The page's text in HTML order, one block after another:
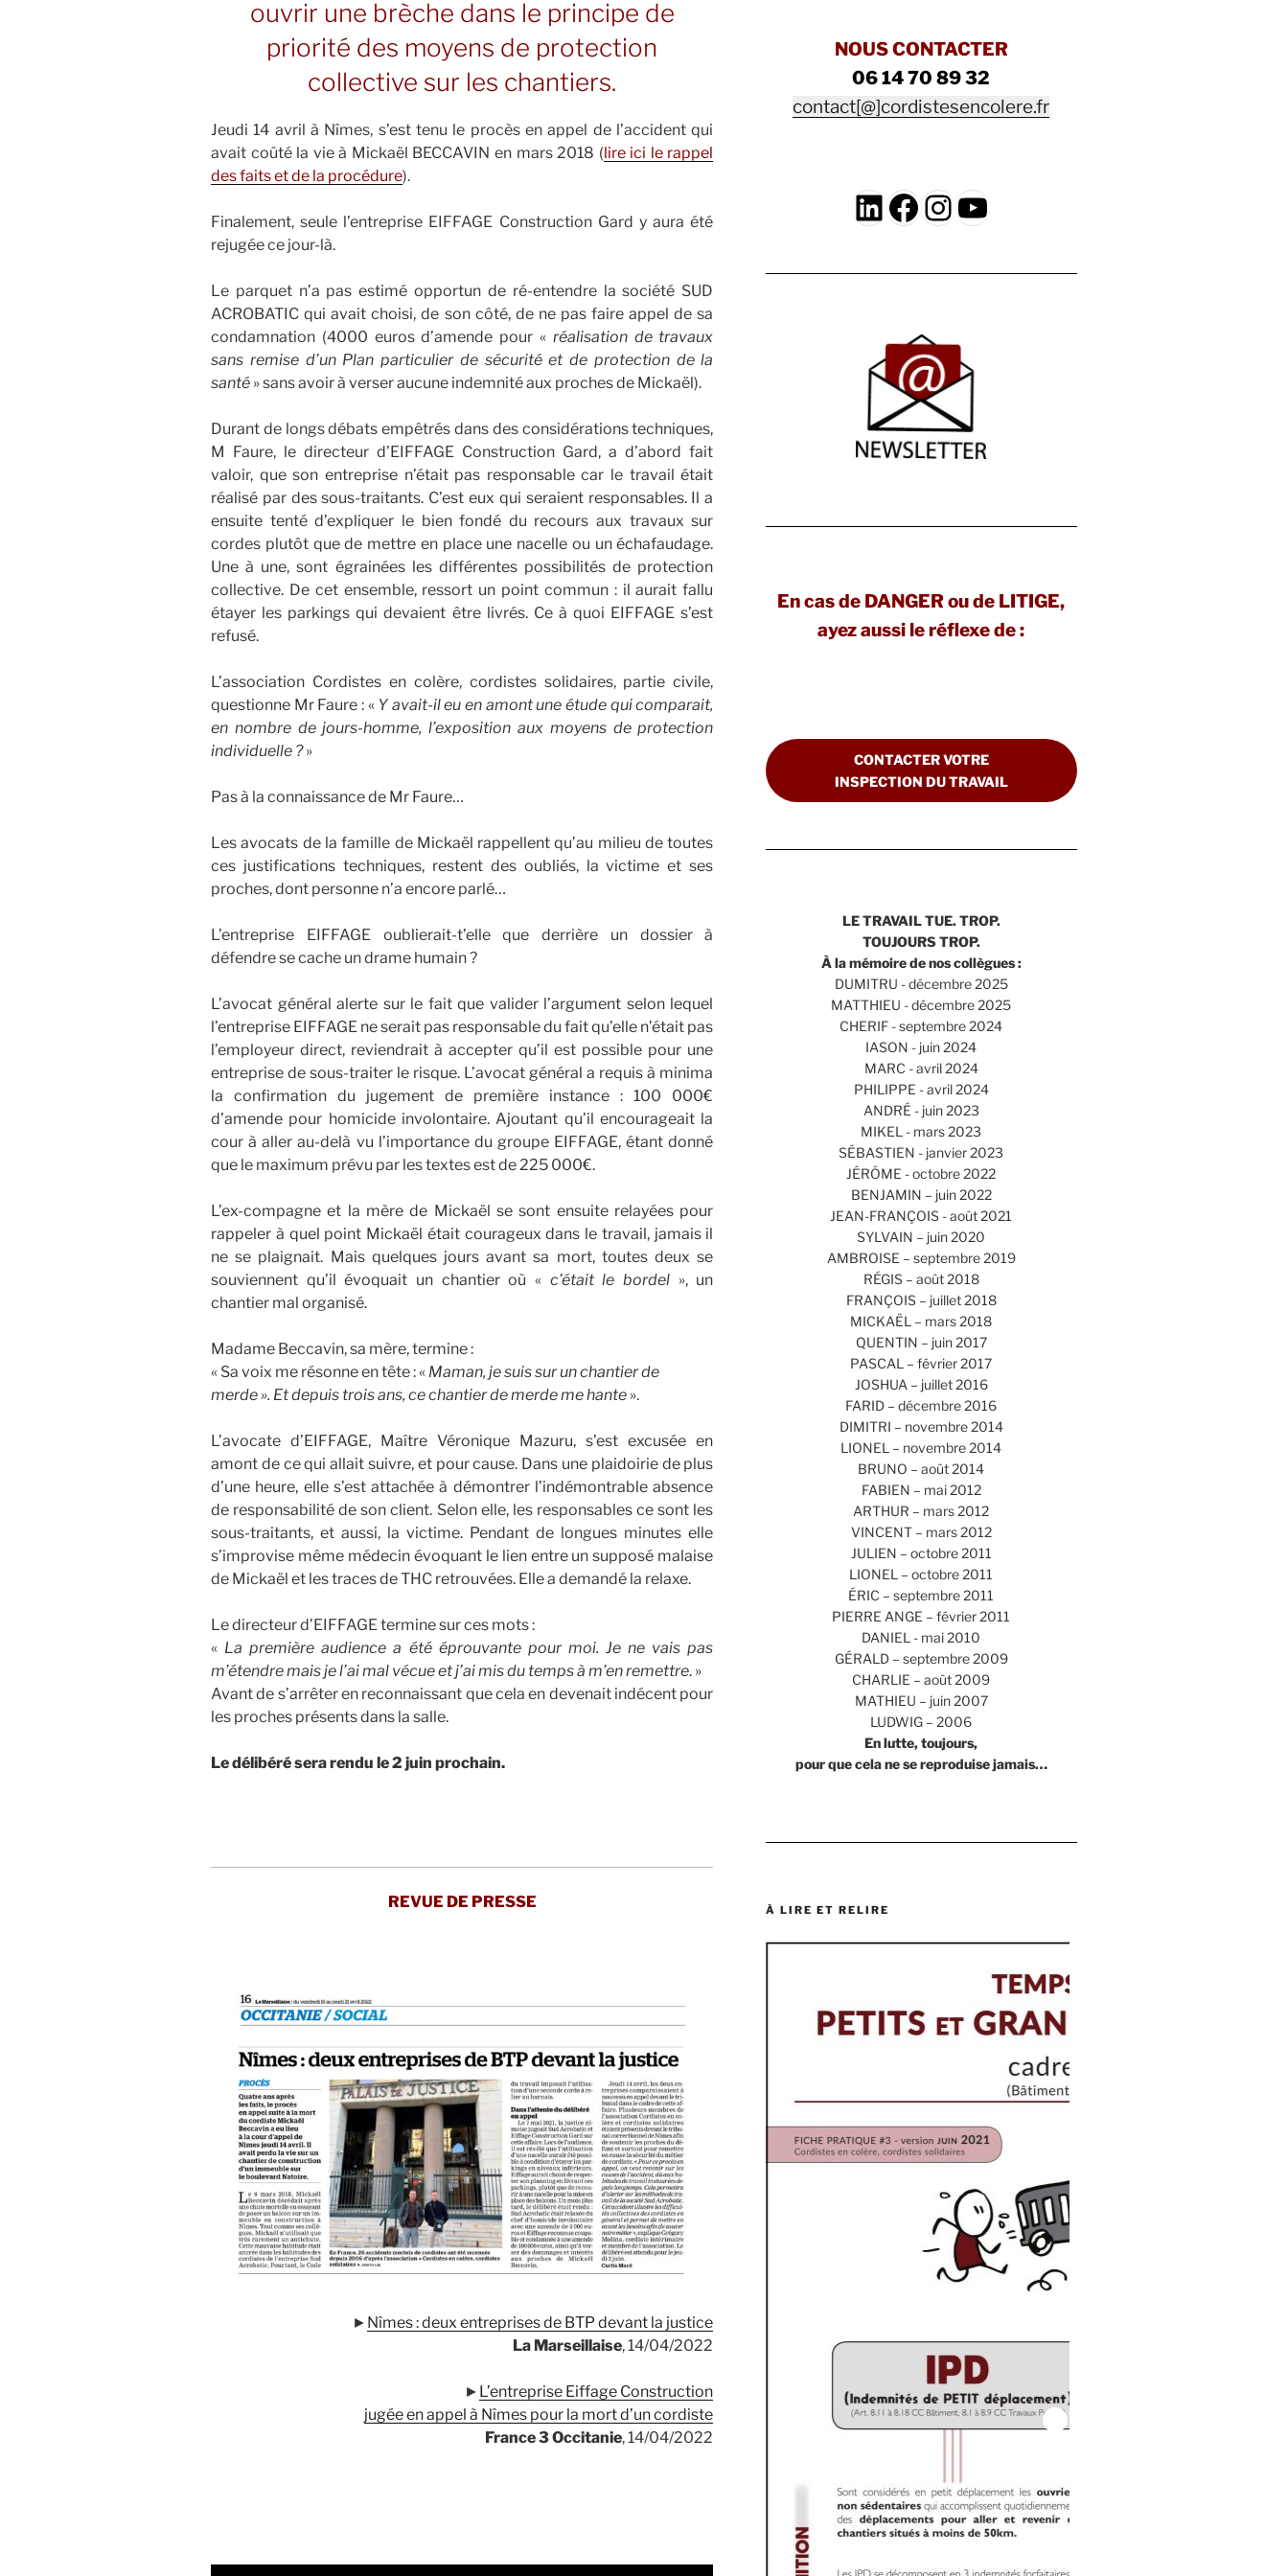
ouvrir une brèche dans le principe de
priorité des moyens de protection
collective sur les chantiers.
Jeudi 14 avril à Nîmes, s’est tenu le procès en appel de l’accident qui
avait coûté la vie à Mickaël BECCAVIN en mars 2018 (lire ici le rappel
des faits et de la procédure).
Finalement, seule l’entreprise EIFFAGE Construction Gard y aura été
rejugée ce jour-là.
Le parquet n’a pas estimé opportun de ré-entendre la société SUD
ACROBATIC qui avait choisi, de son côté, de ne pas faire appel de sa
condamnation (4000 euros d’amende pour « réalisation de travaux
sans remise d’un Plan particulier de sécurité et de protection de la
santé » sans avoir à verser aucune indemnité aux proches de Mickaël).
Durant de longs débats empêtrés dans des considérations techniques,
M Faure, le directeur d’EIFFAGE Construction Gard, a d’abord fait
valoir, que son entreprise n’était pas responsable car le travail était
réalisé par des sous-traitants. C’est eux qui seraient responsables. Il a
ensuite tenté d’expliquer le bien fondé du recours aux travaux sur
cordes plutôt que de mettre en place une nacelle ou un échafaudage.
Une à une, sont égrainées les différentes possibilités de protection
collective. De cet ensemble, ressort un point commun : il aurait fallu
étayer les parkings qui devaient être livrés. Ce à quoi EIFFAGE s’est
refusé.
L’association Cordistes en colère, cordistes solidaires, partie civile,
questionne Mr Faure : «Y avait-il eu en amont une étude qui comparait,
en nombre de jours-homme, l’exposition aux moyens de protection
individuelle ?»
Pas à la connaissance de Mr Faure…
Les avocats de la famille de Mickaël rappellent qu’au milieu de toutes
ces justifications techniques, restent des oubliés, la victime et ses
proches, dont personne n’a encore parlé…
L’entreprise EIFFAGE oublierait-t’elle que derrière un dossier à
défendre se cache un drame humain ?
L’avocat général alerte sur le fait que valider l’argument selon lequel
l’entreprise EIFFAGE ne serait pas responsable du fait qu’elle n’était pas
l’employeur direct, reviendrait à accepter qu’il est possible pour une
entreprise de sous-traiter le risque. L’avocat général a requis à minima
la confirmation du jugement de première instance : 100 000€
d’amende pour homicide involontaire. Ajoutant qu’il encourageait la
cour à aller au-delà vu l’importance du groupe EIFFAGE, étant donné
que le maximum prévu par les textes est de 225 000€.
L’ex-compagne et la mère de Mickaël se sont ensuite relayées pour
rappeler à quel point Mickaël était courageux dans le travail, jamais il
ne se plaignait. Mais quelques jours avant sa mort, toutes deux se
souviennent qu’il évoquait un chantier où « c’était le bordel », un
chantier mal organisé.
Madame Beccavin, sa mère, termine :
« Sa voix me résonne en tête : « Maman, je suis sur un chantier de
merde ». Et depuis trois ans, ce chantier de merde me hante ».
L’avocate d’EIFFAGE, Maître Véronique Mazuru, s’est excusée en
amont de ce qui allait suivre, et pour cause. Dans une plaidoirie de plus
d’une heure, elle s’est attachée à démontrer l’indémontrable absence
de responsabilité de son client. Selon elle, les responsables ce sont les
sous-traitants, et aussi, la victime. Pendant de longues minutes elle
s’improvise même médecin évoquant le lien entre un supposé malaise
de Mickaël et les traces de THC retrouvées. Elle a demandé la relaxe.
Le directeur d’EIFFAGE termine sur ces mots :
« La première audience a été éprouvante pour moi. Je ne vais pas
m’étendre mais je l’ai mal vécue et j’ai mis du temps à m’en remettre. »
Avant de s’arrêter en reconnaissant que cela en devenait indécent pour
les proches présents dans la salle.
Le délibéré sera rendu le 2 juin prochain.
REVUE DE PRESSE
► Nîmes : deux entreprises de BTP devant la justice
La Marseillaise, 14/04/2022
► L’entreprise Eiffage Construction
jugée en appel à Nîmes pour la mort d’un cordiste
France 3 Occitanie, 14/04/2022
NOUS CONTACTER
06 14 70 89 32
contact[@]cordistesencolere.fr
LinkedIn
Facebook
Instagram
YouTube
En cas de DANGER ou de LITIGE,
ayez aussi le réflexe de :
CONTACTER VOTRE
INSPECTION DU TRAVAIL
LE TRAVAIL TUE. TROP.
TOUJOURS TROP.
À la mémoire de nos collègues :
DUMITRU - décembre 2025
MATTHIEU - décembre 2025
CHERIF - septembre 2024
IASON - juin 2024
MARC - avril 2024
PHILIPPE - avril 2024
ANDRÉ - juin 2023
MIKEL - mars 2023
SÉBASTIEN - janvier 2023
JÉRÔME - octobre 2022
BENJAMIN – juin 2022
JEAN-FRANÇOIS - août 2021
SYLVAIN – juin 2020
AMBROISE – septembre 2019
RÉGIS – août 2018
FRANÇOIS – juillet 2018
MICKAËL – mars 2018
QUENTIN – juin 2017
PASCAL – février 2017
JOSHUA – juillet 2016
FARID – décembre 2016
DIMITRI – novembre 2014
LIONEL – novembre 2014
BRUNO – août 2014
FABIEN – mai 2012
ARTHUR – mars 2012
VINCENT – mars 2012
JULIEN – octobre 2011
LIONEL – octobre 2011
ÉRIC – septembre 2011
PIERRE ANGE – février 2011
DANIEL - mai 2010
GÉRALD – septembre 2009
CHARLIE – août 2009
MATHIEU – juin 2007
LUDWIG – 2006
En lutte, toujours,
pour que cela ne se reproduise jamais…
À LIRE ET RELIRE